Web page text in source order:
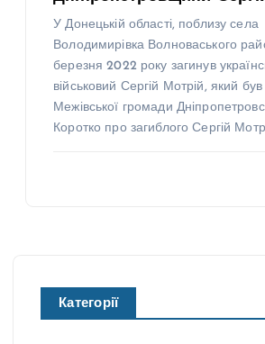
У Донецькій області, поблизу села
Володимирівка Волноваського
березня 2022 року загинув
військовий Сергій Мотрій, який
Межівської громади
Коротко про загиблого Сергій
Категорії